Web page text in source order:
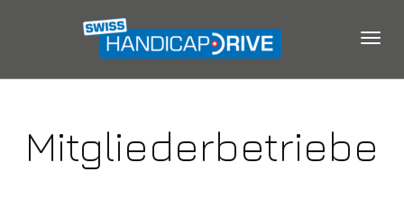
Mitgliederbetriebe